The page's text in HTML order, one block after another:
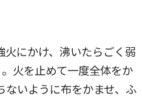
にかけ、沸いたらごく弱
火を止めて一度全体をか
ないように布をかませ、ふ